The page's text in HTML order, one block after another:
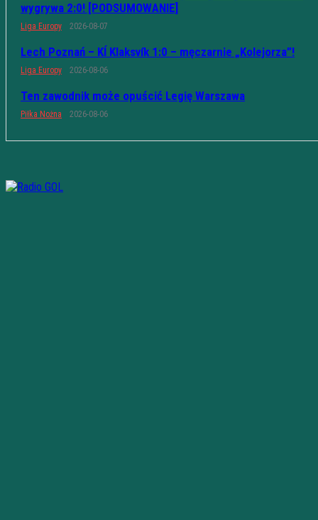
wygrywa 2:0! [PODSUMOWANIE]
Liga Europy 2026-08-07
Lech Poznań – KÍ Klaksvík 1:0 – męczarnie „Kolejorza”!
Liga Europy 2026-08-06
Ten zawodnik może opuścić Legię Warszawa
Piłka Nożna 2026-08-06